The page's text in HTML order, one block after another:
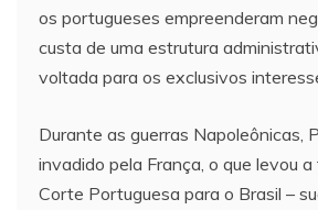
os portugueses empreenderam
custa de uma estrutura
voltada para os exclusivos
Durante as guerras Napoleônicas,
invadido pela França, o que levou
Corte Portuguesa para o Brasil –